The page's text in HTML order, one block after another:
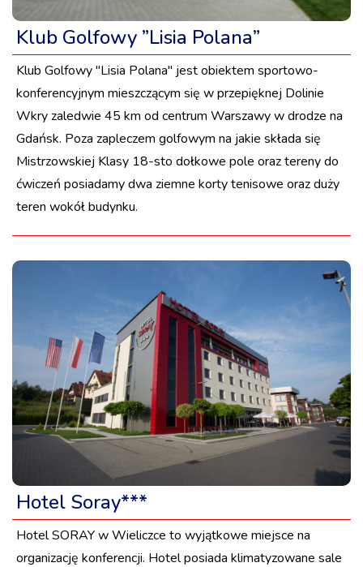
Klub Golfowy ”Lisia Polana”
Klub Golfowy ''Lisia Polana'' jest obiektem sportowo-
konferencyjnym mieszczącym się w przepięknej Dolinie
Wkry zaledwie 45 km od centrum Warszawy w drodze na
Gdańsk. Poza zapleczem golfowym na jakie składa się
Mistrzowskiej Klasy 18-sto dołkowe pole oraz tereny do
ćwiczeń posiadamy dwa ziemne korty tenisowe oraz duży
teren wokół budynku.
Hotel Soray***
Hotel SORAY w Wieliczce to wyjątkowe miejsce na
organizację konferencji. Hotel posiada klimatyzowane sale